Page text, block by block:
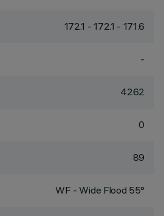
172.1 - 172.1 - 171.6
-
4262
0
89
WF - Wide Flood 55°